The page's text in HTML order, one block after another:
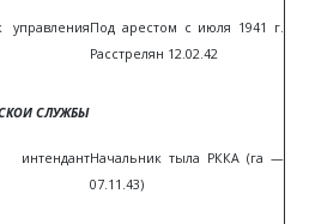
управленияПод арестом с июля 1941 г.
Расстрелян 12.02.42
СЛУЖБЫ
Начальник тыла РККА (га —
07.11.43)